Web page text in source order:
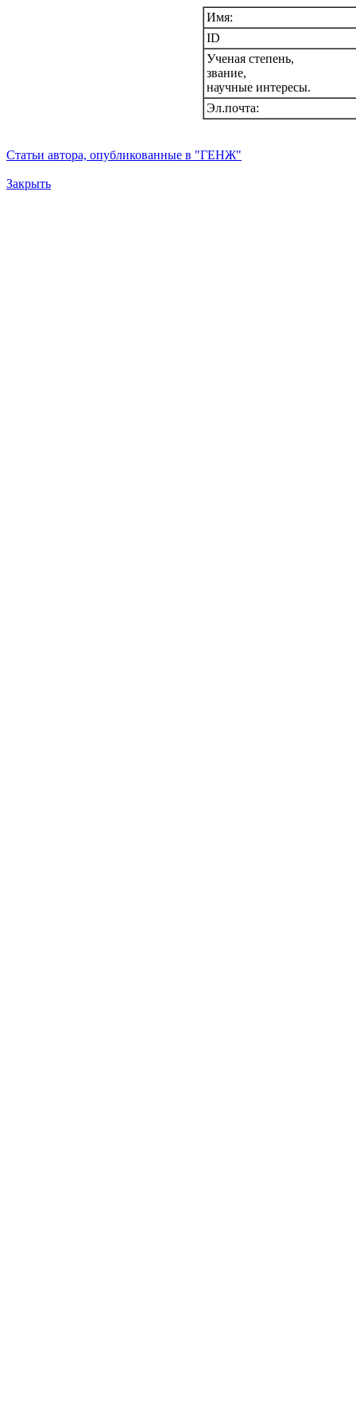
Имя:
ID
Ученая степень,
звание,
научные интересы.
Эл.почта:
Статьи автора, опубликованные в "ГЕНЖ"
Закрыть